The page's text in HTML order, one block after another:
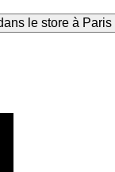
le store à Paris